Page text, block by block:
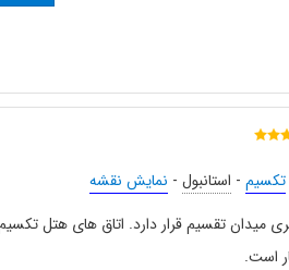
تکسیم - استانبول - نمایش نقشه
استار تنها در 51 متری میدان تقسیم قرار دارد. اتاق های
است.